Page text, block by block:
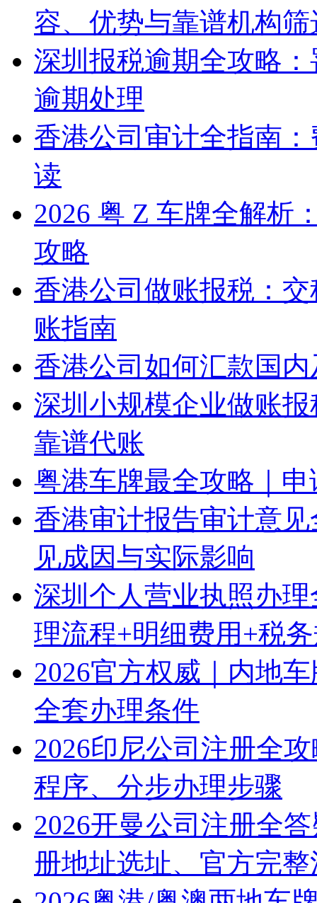
容、优势与靠谱机构筛
深圳报税逾期全攻略
逾期处理
香港公司审计全指南
读
2026 粤 Z 车牌全解析
攻略
香港公司做账报税：
账指南
香港公司如何汇款国
深圳小规模企业做账
靠谱代账
粤港车牌最全攻略｜
香港审计报告审计意
见成因与实际影响
深圳个人营业执照办
理流程+明细费用+税
2026官方权威｜内地
全套办理条件
2026印尼公司注册全
程序、分步办理步骤
2026开曼公司注册全
册地址选址、官方完